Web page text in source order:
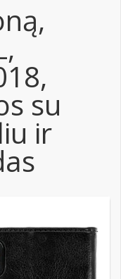
su
ir